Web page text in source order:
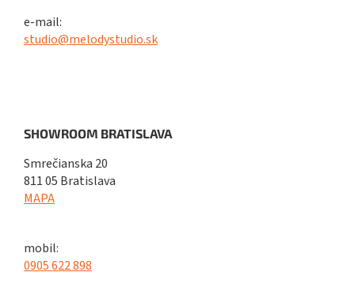
e-mail:
studio@melodystudio.sk
SHOWROOM BRATISLAVA
Smrečianska 20
811 05 Bratislava
MAPA
mobil:
0905 622 898